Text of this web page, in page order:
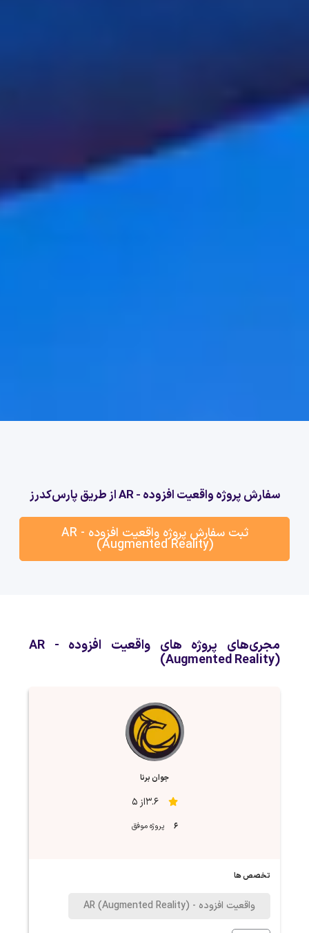
سفارش پروژه واقعیت افزوده - AR از طریق پارس‌کدرز
ثبت سفارش پروژه واقعیت افزوده - AR
(Augmented Reality)
مجری‌های پروژه های واقعیت افزوده - AR
(Augmented Reality)
جوان برنا
3.6از 5
6 پروژه موفق
تخصص ها
واقعیت افزوده - AR (Augmented Reality)